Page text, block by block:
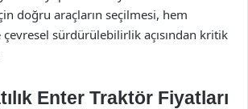
doğru araçların seçilmesi, hem
sürdürülebilirlik açısından kritik
Enter Traktör Fiyatları